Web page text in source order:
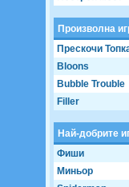
Произволна
Прескочи
Bloons
Bubble Trouble
Filler
Най-добрите
Фиши
Миньор